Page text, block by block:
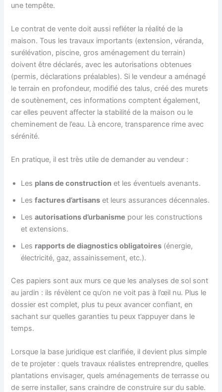
une tempête.
Le contrat de vente doit aussi refléter la réalité de la
maison. Tous les travaux importants (extension, véranda,
surélévation, piscine, gros aménagement du terrain)
doivent être déclarés, avec les autorisations obtenues
(permis, déclarations préalables). Si le vendeur a aménagé
le terrain en profondeur, modifié des talus, créé des murets
de soutènement, ces informations comptent également,
car elles peuvent affecter la stabilité de la maison ou le
cheminement de l’eau. Là encore, transparence rime avec
sérénité.
En pratique, il est très utile de demander au vendeur :
Les plans de construction et les éventuels avenants.
Lesfactures d’artisans et leurs assurances décennales.
Lesautorisations d’urbanisme pour les constructions
et extensions.
Les rapports de diagnostics obligatoires (énergie,
électricité, gaz, assainissement, etc.).
Ces papiers sont aux murs ce que les analyses de sol sont
au jardin : ils révèlent ce qu’on ne voit pas à l’œil nu. Plus le
dossier est complet, plus tu peux avancer confiant, en
sachant sur quelles garanties tu peux t’appuyer dans le
temps.
Lorsque la base juridique est clarifiée, il devient plus simple
de te projeter : quels travaux réalistes entreprendre, quelles
plantations envisager, quels aménagements de terrasse ou
de serre installer, sans craindre de construire sur du sable.